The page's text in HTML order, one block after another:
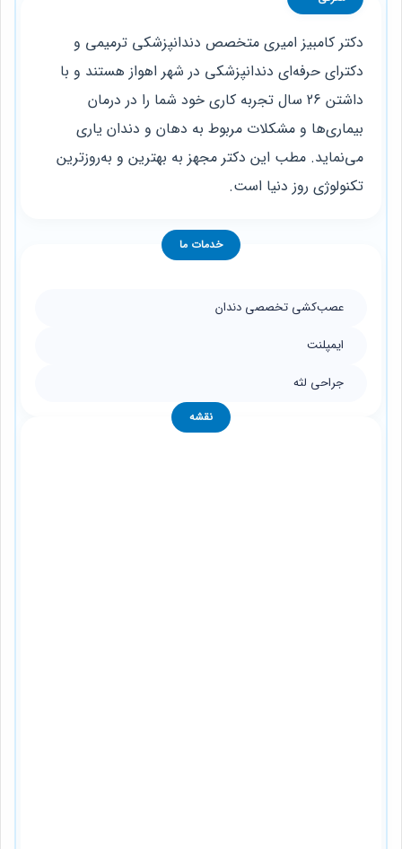
دکتر کامبیز امیری متخصص دندانپزشکی ترمیمی و
دکترای حرفه‌ای دندانپزشکی در شهر اهواز هستند و با
داشتن 26 سال تجربه کاری خود شما را در درمان
بیماری‌ها و مشکلات مربوط به دهان و دندان یاری
می‌نماید. مطب این دکتر مجهز به بهترین و به‌روزترین
تکنولوژی روز دنیا است.
خدمات ما
عصب‌کشی تخصصی دندان
ایمپلنت
جراحی لثه
نقشه